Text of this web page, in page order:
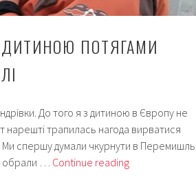
ПОТЯГАМИ
До того я з дитиною в Європу не
нарешті трапилась нагода вирватися
Ми спершу думали чкурнути в Перемишль
обрали … Continue readingЛьвів-